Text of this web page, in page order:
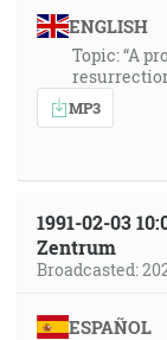
ENGLISH
Topic: “A
MP3
1991-02-03
Zentrum
Broadcasted:
ESPAÑOL